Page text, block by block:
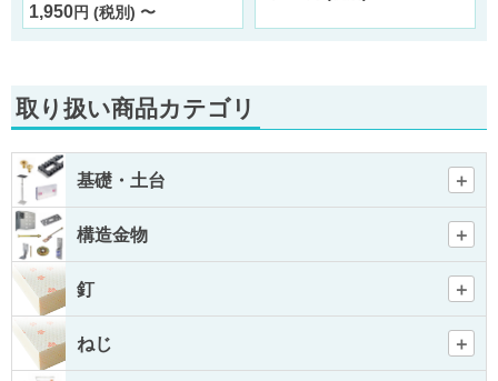
1,950円 (税別) 〜
取り扱い商品カテゴリ
基礎・土台
構造金物
釘
ねじ